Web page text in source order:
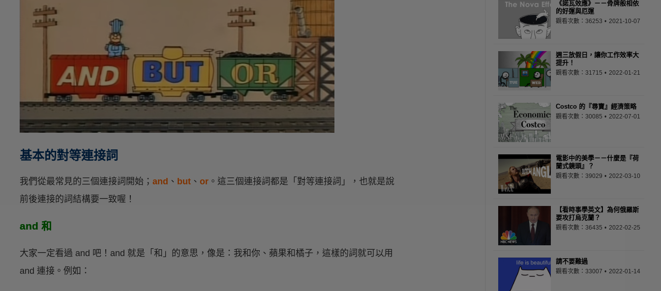
基本的對等連接詞
我們從最常見的三個連接詞開始； and 、 but 、 or 。這三個連接詞都是「對等連接詞」，也就是說
前後連接的詞結構要一致喔！
and 和
大家一定看過 and 吧！and 就是「和」的意思，像是：我和你、蘋果和橘子，這樣的詞就可以用
and 連接。例如：
《諾瓦效應》－－骨牌般相依
的好運與厄運
觀看次數：36253 2021-10-07
週三放假日，讓你工作效率大
提升！
觀看次數：31715 2022-01-21
Costco 的『尋寶』經濟策略
觀看次數：30085 2022-07-01
電影中的美學－－什麼是『荷
蘭式鏡頭』？
觀看次數：39029 2022-03-10
【看時事學英文】為何俄羅斯
要攻打烏克蘭？
觀看次數：36435 2022-02-25
請不要難過
觀看次數：33007 2022-01-14